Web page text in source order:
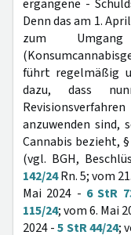
ergangene -
Denn das am 1.
zum
führt regelmäßig
dazu, dass
anzuwenden sind,
Cannabis bezieht, §
(vgl. BGH,
142/24Rn. 5; vom
Mai 2024 - 6 StR
115/24; vom 6. Mai
2024 -5 StR 44/24;